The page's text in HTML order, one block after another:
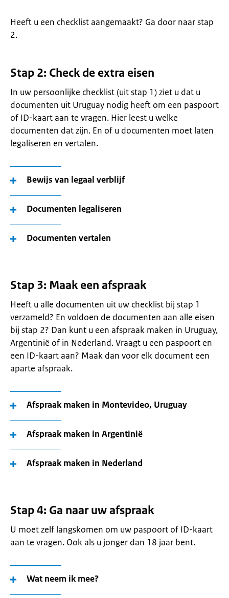
Heeft u een checklist aangemaakt? Ga door naar stap
2.
Stap 2: Check de extra eisen
In uw persoonlijke checklist (uit stap 1) ziet u dat u
documenten uit Uruguay nodig heeft om een paspoort
of ID-kaart aan te vragen. Hier leest u welke
documenten dat zijn. En of u documenten moet laten
legaliseren en vertalen.
Bewijs van legaal verblijf
Documenten legaliseren
Documenten vertalen
Stap 3: Maak een afspraak
Heeft u alle documenten uit uw checklist bij stap 1
verzameld? En voldoen de documenten aan alle eisen
bij stap 2? Dan kunt u een afspraak maken in Uruguay,
Argentinië of in Nederland. Vraagt u een paspoort en
een ID-kaart aan? Maak dan voor elk document een
aparte afspraak.
Afspraak maken in Montevideo, Uruguay
Afspraak maken in Argentinië
Afspraak maken in Nederland
Stap 4: Ga naar uw afspraak
U moet zelf langskomen om uw paspoort of ID-kaart
aan te vragen. Ook als u jonger dan 18 jaar bent.
Wat neem ik mee?